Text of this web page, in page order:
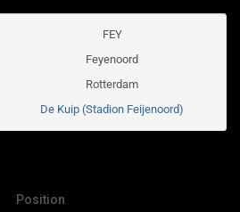
FEY
Feyenoord
Rotterdam
De Kuip (Stadion Feijenoord)
Position